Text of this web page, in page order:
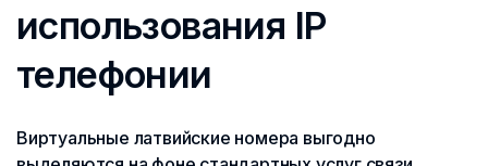
использования IP
телефонии
Виртуальные латвийские номера выгодно